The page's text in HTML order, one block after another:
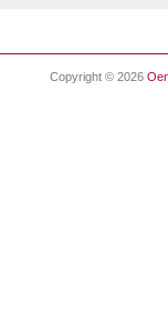
Copyright © 2026